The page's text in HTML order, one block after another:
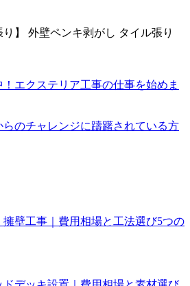
り】 外壁ペンキ剥がし タイル張り
エクステリア工事の仕事を始めま
らのチャレンジに躊躇されている方
壁工事｜費用相場と工法選び5つの